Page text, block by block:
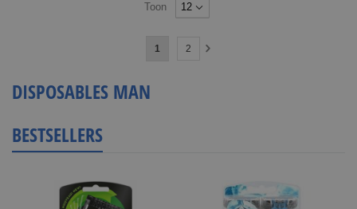
Toon
U1 Pagina
2
DISPOSABLES MAN
BESTSELLERS